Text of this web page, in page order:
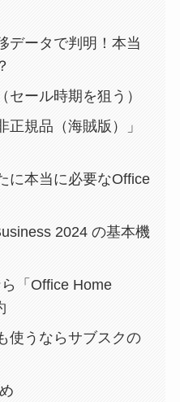
データで判明！本当
セール時期を狙う）
正規品（海賊版）」
に本当に必要なOffice
2024 の基本機
「Office Home
うならサブスクの